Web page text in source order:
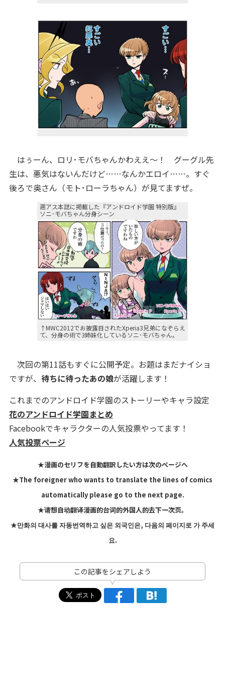
はぅーん、ロリ･モバちゃんかわええ～！ グーグル先
生は、悪気はないんだけど……なんかエロイ……。すぐ
後ろで奥さん（モト･ローラちゃん）が見てますぜ。
週アス本誌に掲載した『アンドロイド学園 特別版』
ソニ･モバちゃん分身シーン
↑MWC2012でお披露目されたXperia3兄弟になぞらえ
て、分身の術で3姉妹化しているソニ･モバちゃん。
次回の第11話もすぐに公開予定。お題はまだナイショ
ですが、 待ちに待ったあの娘が活躍します！
これまでのアンドロイド学園のストーリーやキャラ設定
花のアンドロイド学園まとめ
Facebookでキャラクターの人気投票やってます！
人気投票ページ
★漫画のセリフを自動翻訳したい方は次のページへ
★The foreigner who wants to translate the lines of comics
automatically please go to the next page.
★请想自动翻译漫画的台词的外国人的去下一次页。
★만화의 대사를 자동번역하고 싶은 외국인은, 다음의 페이지로 가 주세
요.
この記事をシェアしよう